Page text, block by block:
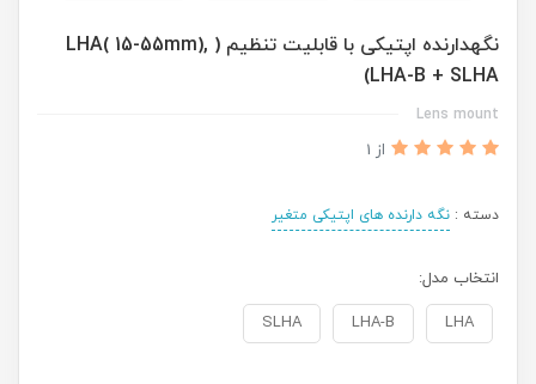
نگهدارنده اپتیکی با قابلیت تنظیم ( LHA( 15-55mm),
LHA-B + SLHA)
Lens mount
از 1
دسته : نگه دارنده های اپتیکی متغیر
انتخاب مدل:
LHA
LHA-B
SLHA